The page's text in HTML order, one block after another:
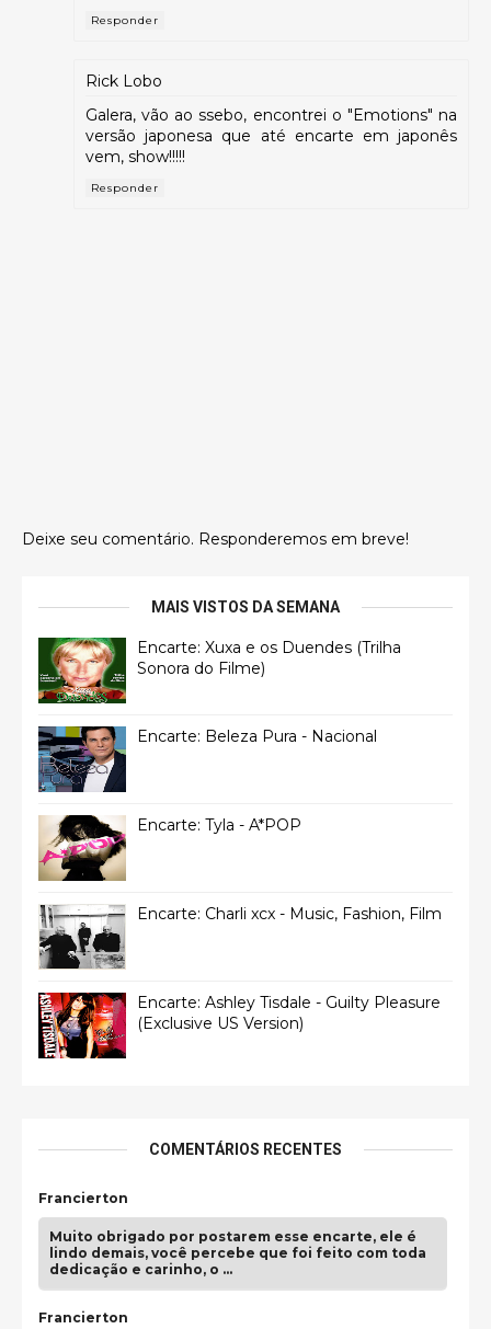
Responder
Rick Lobo
Galera, vão ao ssebo, encontrei o "Emotions" na
versão japonesa que até encarte em japonês
vem, show!!!!!
Responder
Deixe seu comentário. Responderemos em breve!
MAIS VISTOS DA SEMANA
Encarte: Xuxa e os Duendes (Trilha
Sonora do Filme)
Encarte: Beleza Pura - Nacional
Encarte: Tyla - A*POP
Encarte: Charli xcx - Music, Fashion, Film
Encarte: Ashley Tisdale - Guilty Pleasure
(Exclusive US Version)
COMENTÁRIOS RECENTES
Francierton
Muito obrigado por postarem esse encarte, ele é
lindo demais, você percebe que foi feito com toda
dedicação e carinho, o …
Francierton